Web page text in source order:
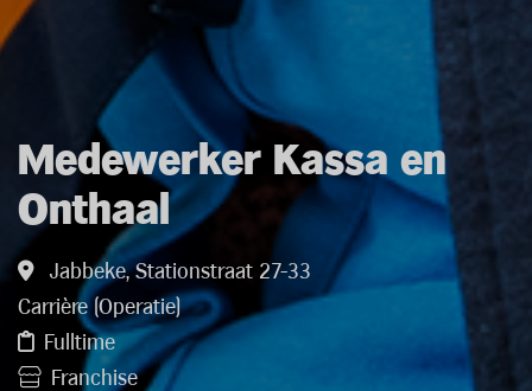
Medewerker Kassa en
Onthaal
Jabbeke, Stationstraat 27-33
Carrière (Operatie)
Fulltime
Franchise